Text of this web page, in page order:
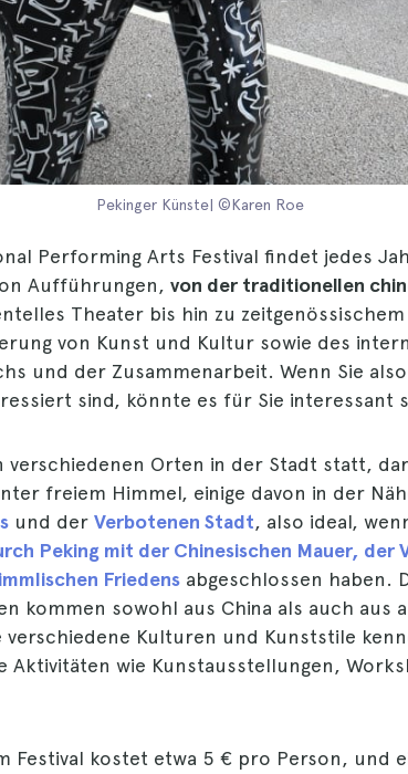
Pekinger Künste| ©Karen Roe
Performing Arts Festival findet jedes
Aufführungen, von der traditionellen
Theater bis hin zu zeitgenössischem
von Kunst und Kultur sowie des
und der Zusammenarbeit. Wenn Sie
sind, könnte es für Sie interessant
verschiedenen Orten in der Stadt statt,
freiem Himmel, einige davon in der
und der Verbotenen Stadt, also ideal,
Peking mit der Chinesischen Mauer, der
Friedens abgeschlossen haben.
kommen sowohl aus China als auch aus
verschiedene Kulturen und Kunststile
Aktivitäten wie Kunstausstellungen,
Festival kostet etwa 5 € pro Person, und